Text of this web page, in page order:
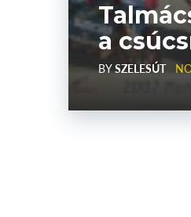
a
BYSZELESÚT